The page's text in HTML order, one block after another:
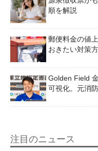
順を解説
郵便料金の値
おきたい対策
Golden Field
可視化。元消
注目のニュース